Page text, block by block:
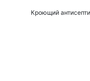
Кроющий